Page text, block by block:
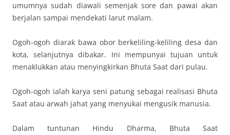
umumnya sudah diawali semenjak sore dan pawai akan
berjalan sampai mendekati larut malam.
Ogoh-ogoh diarak bawa obor berkeliling-keliling desa dan
kota, selanjutnya dibakar. Ini mempunyai tujuan untuk
menaklukkan atau menyingkirkan Bhuta Saat dari pulau.
Ogoh-ogoh ialah karya seni patung sebagai realisasi Bhuta
Saat atau arwah jahat yang menyukai mengusik manusia.
Dalam tuntunan Hindu Dharma, Bhuta Saat